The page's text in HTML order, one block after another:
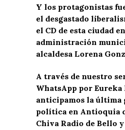
Y los protagonistas
el desgastado
el CD de esta ciudad
administración
alcaldesa Lorena
A través de nuestro
WhatsApp por
anticipamos la última
política en Antioquia
Chiva Radio de Bello